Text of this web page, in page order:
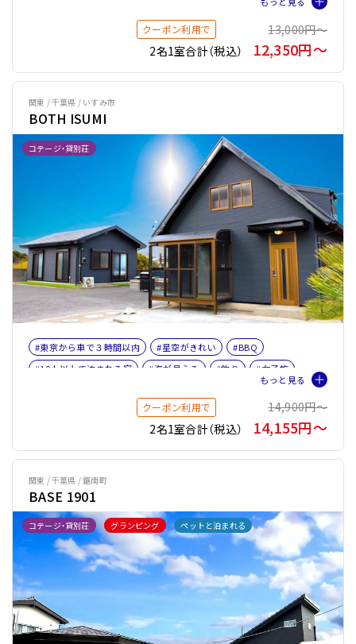
#ペット旅おすすめ☆４
#サウナオプション有り #テントサウナ
クーポン利用で
13,000円〜
2名1室合計（税込）
12,350円〜
コテージ・貸別荘
関東 / 千葉県 / いすみ市
BOTH ISUMI
#東京から車で３時間以内 #星空がきれい
#BBQ
#10人以上で泊まれる宿
#海が見える #釣り
#女子旅
クーポン利用で
14,900円〜
2名1室合計（税込）
14,155円〜
コテージ・貸別荘 グランピング ペットと泊まれる
関東 / 千葉県 / 鋸南町
BASE 1901